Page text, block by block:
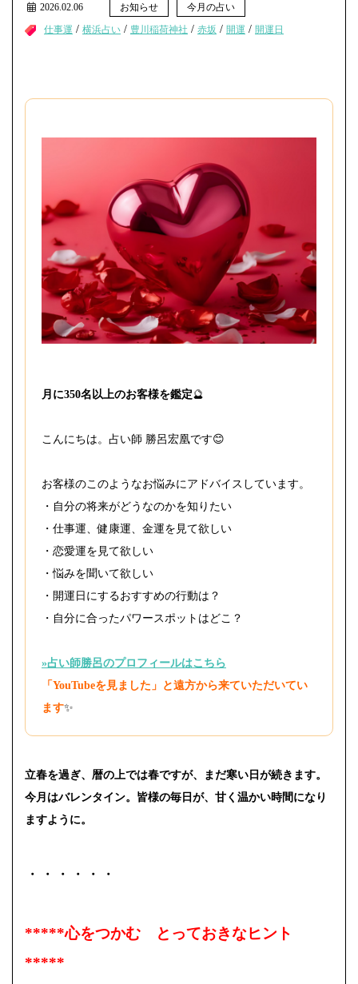
2026.02.06 お知らせ
今月の占い
仕事運 / 横浜占い / 豊川稲荷神社 / 赤坂 / 開運 / 開運日
月に350名以上のお客様を鑑定🔮
こんにちは。占い師 勝呂宏凰です😊
お客様のこのようなお悩みにアドバイスしています。
・自分の将来がどうなのかを知りたい
・仕事運、健康運、金運を見て欲しい
・恋愛運を見て欲しい
・悩みを聞いて欲しい
・開運日にするおすすめの行動は？
・自分に合ったパワースポットはどこ？
»占い師勝呂のプロフィールはこちら
「YouTubeを見ました」と遠方から来ていただいてい
ます✨
立春を過ぎ、暦の上では春ですが、まだ寒い日が続きます。
今月はバレンタイン。皆様の毎日が、甘く温かい時間になり
ますように。
・・・・・・
*****心をつかむ とっておきなヒント
*****